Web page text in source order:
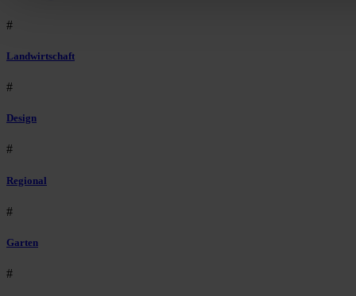
#
Landwirtschaft
#
Design
#
Regional
#
Garten
#